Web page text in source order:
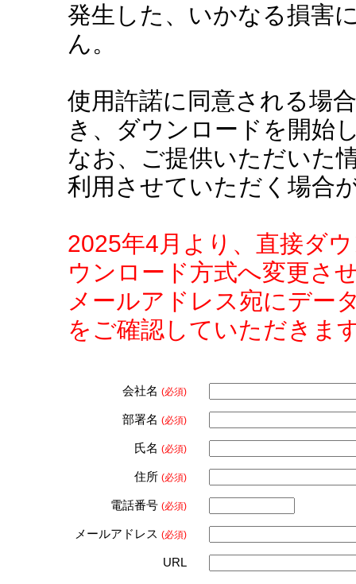
発生した、いかなる損害
ん。
使用許諾に同意される場
き、ダウンロードを開始
なお、ご提供いただいた
利用させていただく場合
2025年4月より、直接ダ
ウンロード方式へ変更さ
メールアドレス宛にデー
をご確認していただきま
会社名 (必須)
部署名 (必須)
氏名 (必須)
住所 (必須)
電話番号 (必須)
メールアドレス (必須)
URL